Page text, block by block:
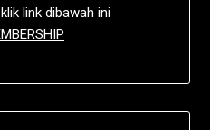
link dibawah ini